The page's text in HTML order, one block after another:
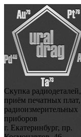
Скупка радиодеталей,
приём печатных плат,
радиоизмерительных
приборов
г. Екатеринбург, пр.